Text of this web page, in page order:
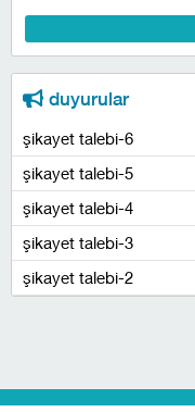
duyurular
şikayet talebi-6
şikayet talebi-5
şikayet talebi-4
şikayet talebi-3
şikayet talebi-2